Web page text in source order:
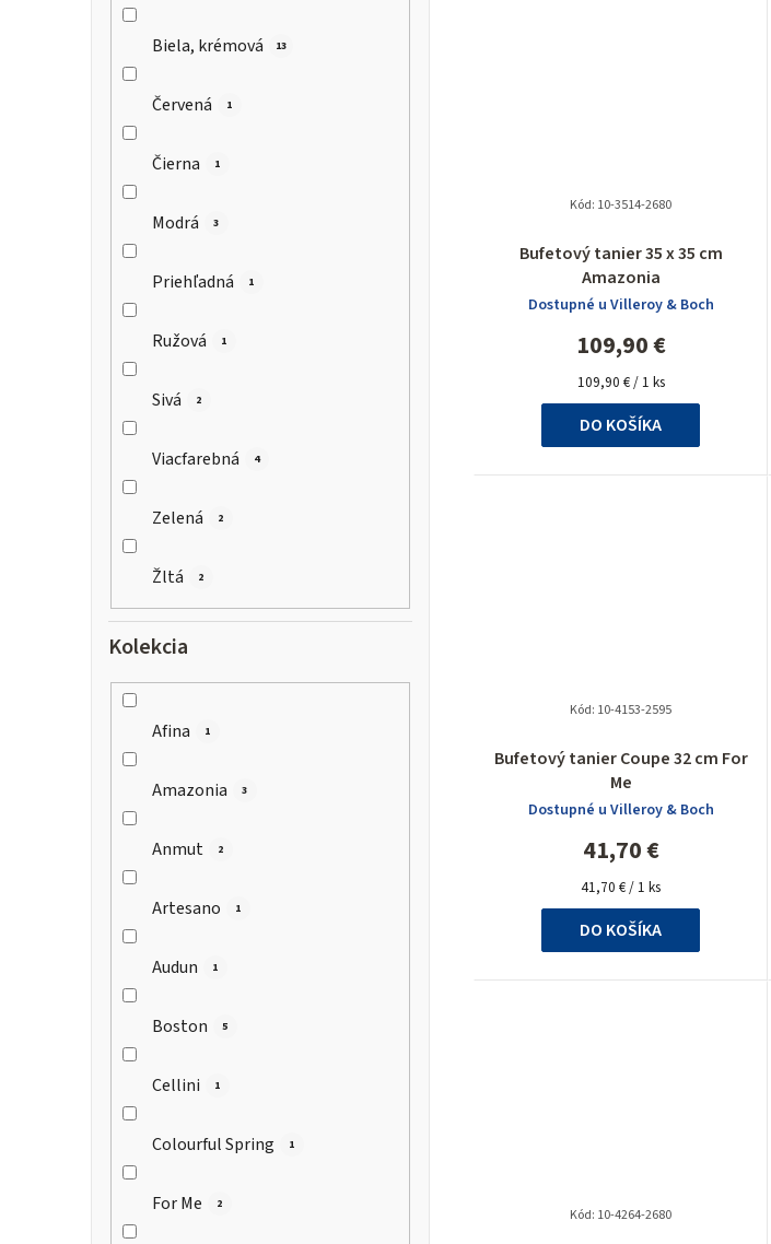
Biela, krémová 13
Červená 1
Čierna 1
Modrá 3
Priehľadná 1
Ružová 1
Sivá 2
Viacfarebná 4
Zelená 2
Žltá 2
Kolekcia
Afina 1
Amazonia 3
Anmut 2
Artesano 1
Audun 1
Boston 5
Cellini 1
Colourful Spring 1
For Me 2
Bufetový tanier 35 x 35 cm
Amazonia
Dostupné u Villeroy & Boch
109,90 €
Jednotková
cena:
109,90 € / 1 ks
DO KOŠÍKA
Kód: 10-3514-2680
Bufetový tanier Coupe 32 cm For
Me
Dostupné u Villeroy & Boch
41,70 €
Jednotková
cena:
41,70 € / 1 ks
DO KOŠÍKA
Kód: 10-4153-2595
Kód: 10-4264-2680